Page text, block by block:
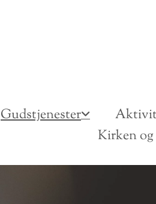
Gudstjenester
Kirken